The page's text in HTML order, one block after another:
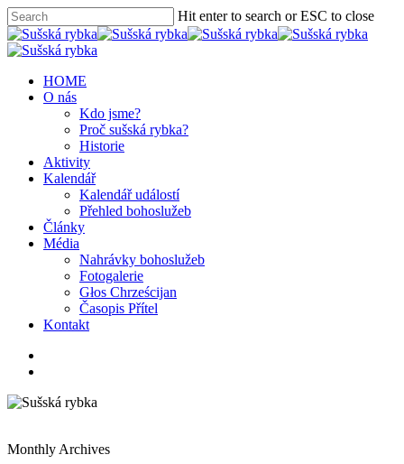
Hit enter to search or ESC to close
HOME
O nás
Kdo jsme?
Proč sušská rybka?
Historie
Aktivity
Kalendář
Kalendář událostí
Přehled bohoslužeb
Články
Média
Nahrávky bohoslužeb
Fotogalerie
Głos Chrześcijan
Časopis Přítel
Kontakt
Monthly Archives